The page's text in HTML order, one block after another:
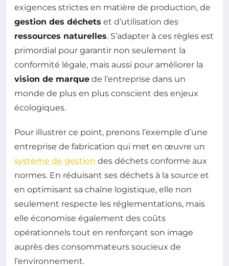
exigences strictes en matière de production, de
gestion des déchets et d’utilisation des
ressources naturelles. S’adapter à ces règles est
primordial pour garantir non seulement la
conformité légale, mais aussi pour améliorer la
vision de marque de l’entreprise dans un
monde de plus en plus conscient des enjeux
écologiques.
Pour illustrer ce point, prenons l’exemple d’une
entreprise de fabrication qui met en œuvre un
système de gestion des déchets conforme aux
normes. En réduisant ses déchets à la source et
en optimisant sa chaîne logistique, elle non
seulement respecte les réglementations, mais
elle économise également des coûts
opérationnels tout en renforçant son image
auprès des consommateurs soucieux de
l’environnement.